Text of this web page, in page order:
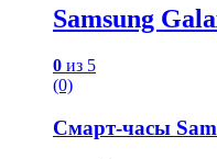
Samsung
0 из 5
(0)
Смарт-часы